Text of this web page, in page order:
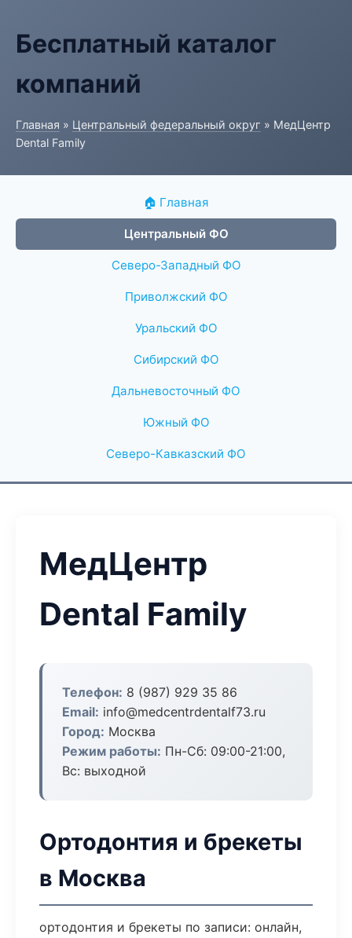
Бесплатный каталог
компаний
Главная » Центральный федеральный округ » МедЦентр
Dental Family
🏠 Главная
Центральный ФО
Северо-Западный ФО
Приволжский ФО
Уральский ФО
Сибирский ФО
Дальневосточный ФО
Южный ФО
Северо-Кавказский ФО
МедЦентр
Dental Family
Телефон: 8 (987) 929 35 86
Email: info@medcentrdentalf73.ru
Город: Москва
Режим работы: Пн-Сб: 09:00-21:00,
Вс: выходной
Ортодонтия и брекеты
в Москва
ортодонтия и брекеты по записи: онлайн,